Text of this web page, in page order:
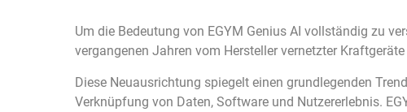
Um die Bedeutung von EGYM Genius AI vollständig zu
vergangenen Jahren vom Hersteller vernetzter
Diese Neuausrichtung spiegelt einen grundlegenden
Verknüpfung von Daten, Software und Nutzererlebnis.